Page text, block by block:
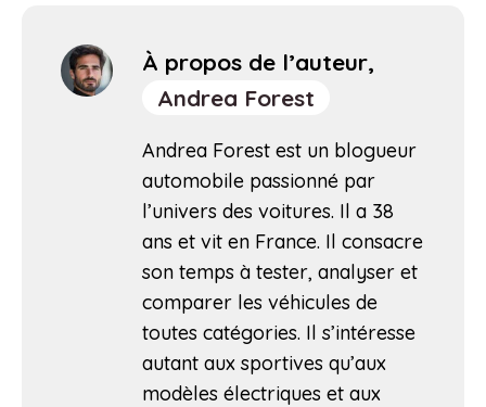
À propos de l’auteur,
Andrea Forest
Andrea Forest est un blogueur
automobile passionné par
l’univers des voitures. Il a 38
ans et vit en France. Il consacre
son temps à tester, analyser et
comparer les véhicules de
toutes catégories. Il s’intéresse
autant aux sportives qu’aux
modèles électriques et aux